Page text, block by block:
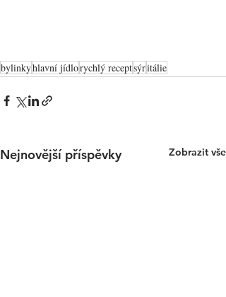
bylinkyhlavní jídlorychlý receptsýritálie
Nejnovější příspěvky Zobrazit vše